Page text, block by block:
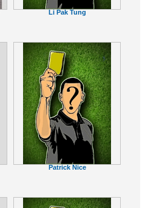
Li Pak Tung
Patrick Nice